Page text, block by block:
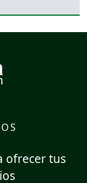
ofrecer tus